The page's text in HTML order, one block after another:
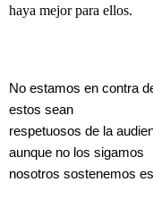
haya mejor para ellos.
No estamos en contra
estos sean
respetuosos de la
aunque no los sigamos
nosotros sostenemos